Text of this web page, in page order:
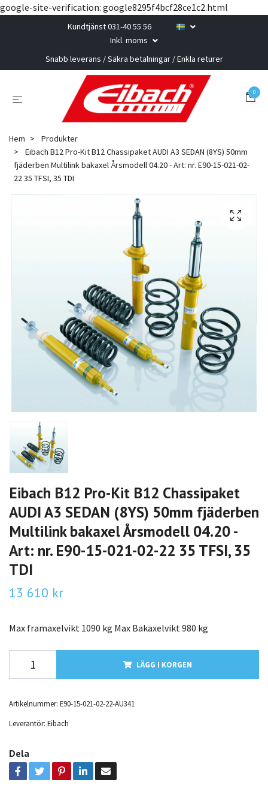
google-site-verification: google8295f4bcf28ce1c2.html
Kundtjänst 031-40 55 56
Inkl. moms
Snabb leverans / Säkra betalningar / Enkla returer
0
Hem
Produkter
Eibach B12 Pro-Kit B12 Chassipaket AUDI A3 SEDAN (8YS) 50mm
fjäderben Multilink bakaxel Årsmodell 04.20 - Art: nr. E90-15-021-02-
22 35 TFSI, 35 TDI
Eibach B12 Pro-Kit B12 Chassipaket
AUDI A3 SEDAN (8YS) 50mm fjäderben
Multilink bakaxel Årsmodell 04.20 -
Art: nr. E90-15-021-02-22 35 TFSI, 35
TDI
13 610 kr
Max framaxelvikt 1090 kg Max Bakaxelvikt 980 kg
LÄGG I KORGEN
Artikelnummer: E90-15-021-02-22-AU341
Leverantör: Eibach
Dela